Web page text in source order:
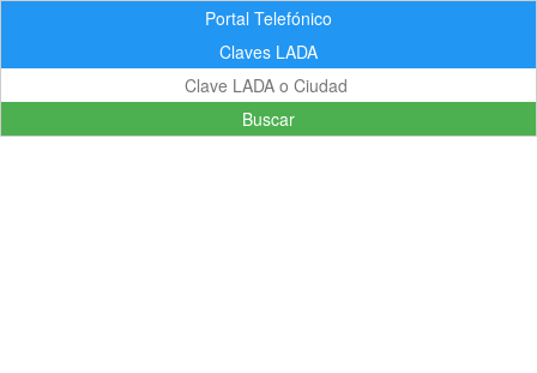
Portal Telefónico
Claves LADA
Buscar